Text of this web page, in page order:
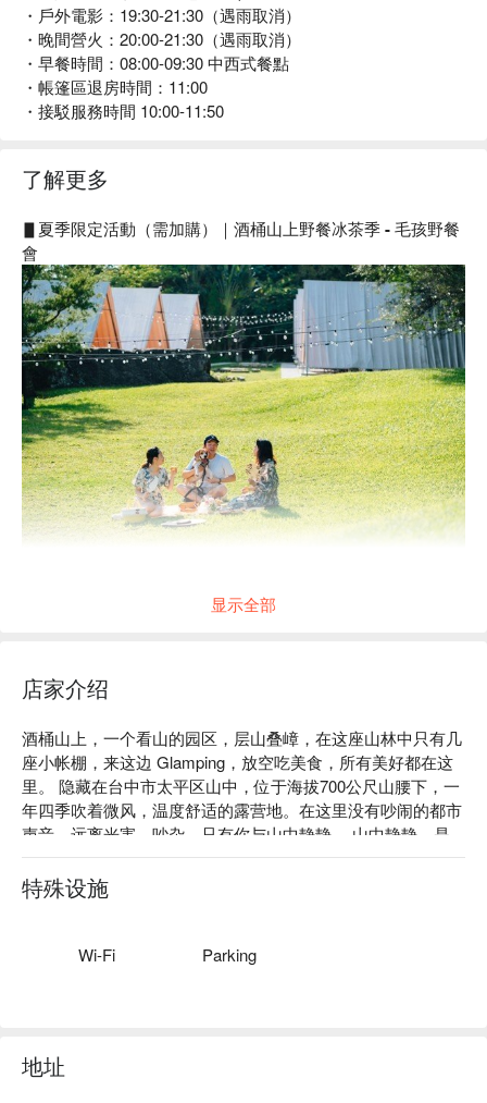
・戶外電影：19:30-21:30（遇雨取消）
・晚間營火：20:00-21:30（遇雨取消）
・早餐時間：08:00-09:30 中西式餐點
・帳篷區退房時間：11:00
・接駁服務時間 10:00-11:50
了解更多
▋夏季限定活動（需加購）｜酒桶山上野餐冰茶季 - 毛孩野餐
會
2025夏天最新玩法「野餐、冰茶、森林、山景、放鬆」一次收
闊的草地與樹蔭間選一個最喜歡的角落，迎著山風，品嚐我們
用心挑選的冰鎮好茶與精緻茶點。這裡不趕行程、不限空間，
於你這一季的清涼記憶。
⭐️早鳥體驗加碼送！活動期間自6/6起，前 150 名加購寵物方案
的狗狗，將限量贈送「特百滋寵物奶酒」乙份（價值
NTD200)，數量有限，送完為止，歡迎毛爸毛媽把握機會！
显示全部
店家介绍
酒桶山上，一个看山的园区，层山叠嶂，在这座山林中只有几
座小帐棚，来这边 Glamping，放空吃美食，所有美好都在这
里。 隐藏在台中市太平区山中，位于海拔700公尺山腰下，一
年四季吹着微风，温度舒适的露营地。在这里没有吵闹的都市
声音，远离光害、吵杂，只有你与山中静静。 山中静静，是
一个让你暂时远离日常琐碎、生活压力的世外桃源。想要体验
大自然，不必辛苦准备露营物品，带着一颗放松的心。来山中
静静度假吧！
特殊设施
Wi-Fi Parking
地址